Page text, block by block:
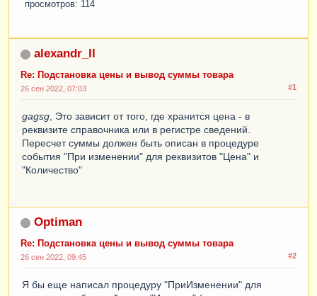
просмотров: 114
alexandr_ll
Re: Подстановка цены и вывод суммы товара
#1
26 сен 2022, 07:03
gagsg , Это зависит от того, где хранится цена - в
реквизите справочника или в регистре сведений.
Пересчет суммы должен быть описан в процедуре
события "При изменении" для реквизитов "Цена" и
"Количество"
Optiman
Re: Подстановка цены и вывод суммы товара
#2
26 сен 2022, 09:45
Я бы еще написал процедуру "ПриИзменении" для